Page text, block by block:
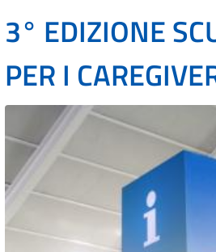
3° EDIZIONE
PER I